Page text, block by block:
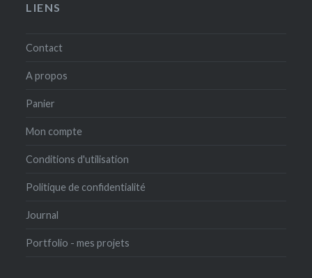
LIENS
Contact
A propos
Panier
Mon compte
Conditions d'utilisation
Politique de confidentialité
Journal
Portfolio - mes projets